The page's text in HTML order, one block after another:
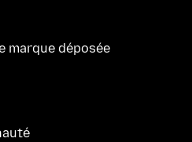
marque déposée